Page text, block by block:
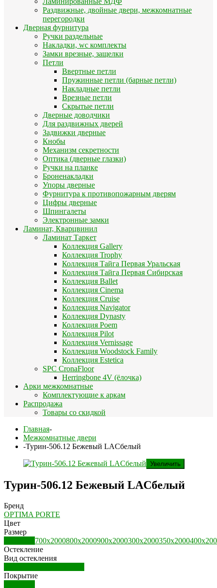
Раздвижные, двойные двери, межкомнатные
перегородки
Дверная фурнитура
Ручки раздельные
Накладки, wc комплекты
Замки врезные, защелки
Петли
Ввертные петли
Пружинные петли (барные петли)
Накладные петли
Врезные петли
Скрытые петли
Дверные доводчики
Для раздвижных дверей
Задвижки дверные
Кнобы
Механизм секретности
Оптика (дверные глазки)
Ручки на планке
Броненакладки
Упоры дверные
Фурнитура к противопожарным дверям
Цифры дверные
Шпингалеты
Электронные замки
Ламинат, Кварцвинил
Ламинат Таркет
Коллекция Gallery
Коллекция Trophy
Коллекция Тайга Первая Уральская
Коллекция Тайга Первая Сибирская
Коллекция Ballet
Коллекция Cinema
Коллекция Cruise
Коллекция Navigator
Коллекция Dynasty
Коллекция Poem
Коллекция Pilot
Коллекция Vernissage
Коллекция Woodstock Family
Коллекция Estetica
SPC CronaFloor
Herringbone 4V (ёлочка)
Арки межкомнатные
Комплектующие к аркам
Распродажа
Товары со скидкой
Главная-
Межкомнатные двери
-Турин-506.12 Бежевый LACбелый
Увеличить
Турин-506.12 Бежевый LACбелый
Бренд
OPTIMA PORTE
Цвет
Размер
700х2000800х2000900х2000300х2000350х2000
Остекление
Вид остекления
Покрытие